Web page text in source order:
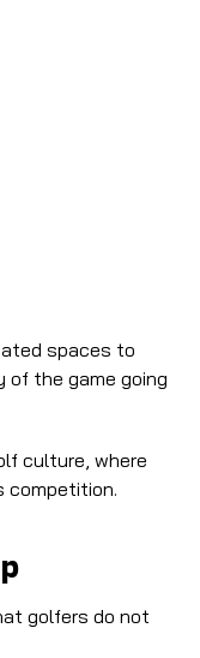
spaces to
of the game going
culture, where
competition.
golfers do not